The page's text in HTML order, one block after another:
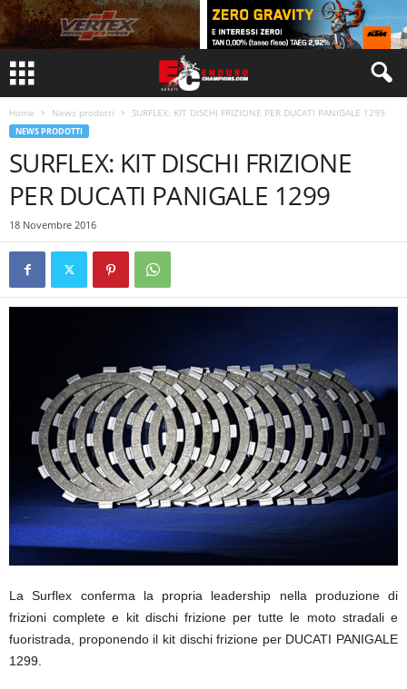
Home News prodotti SURFLEX: KIT DISCHI FRIZIONE PER DUCATI PANIGALE 1299
NEWS PRODOTTI
SURFLEX: KIT DISCHI FRIZIONE
PER DUCATI PANIGALE 1299
18 Novembre 2016
La Surflex conferma la propria leadership nella produzione di
frizioni complete e kit dischi frizione per tutte le moto stradali e
fuoristrada, proponendo il kit dischi frizione per DUCATI PANIGALE
1299.